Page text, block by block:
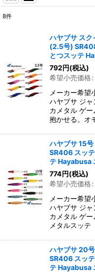
8件
ハヤブサ スク
(2.5号)
とつスッテ
792円(税込)
希望小売価格:
メーカー希望
ハヤブサ ジャ
カメタル ゲ
抱かせる。オ
ハヤブサ 15
SR406 スッ
テ Hayabusa
774円(税込)
希望小売価格:
メーカー希望
ハヤブサ ジャ
カメタル ゲ
メタルスッ
ハヤブサ 20
SR406 スッ
テ Hayabusa